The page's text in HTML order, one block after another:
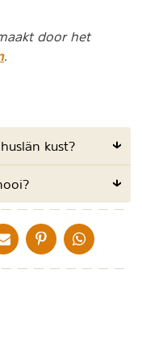
door het
.
kust?
X
DELEN VIA DE MAIL
DELEN OP PINTEREST
DELEN OP